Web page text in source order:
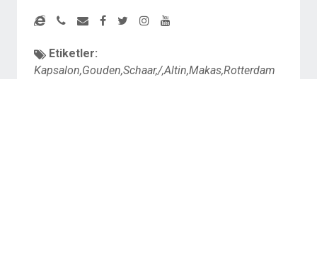
Etiketler:
Kapsalon,Gouden,Schaar,/,Altin,Makas,Rotterdam